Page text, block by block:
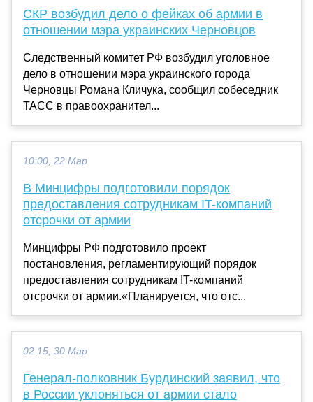
СКР возбудил дело о фейках об армии в
отношении мэра украинских Черновцов
Следственный комитет РФ возбудил уголовное
дело в отношении мэра украинского города
Черновцы Романа Кличука, сообщил собеседник
ТАСС в правоохранител...
10:00, 22 Мар
В Минцифры подготовили порядок
предоставления сотрудникам IT-компаний
отсрочки от армии
Минцифры РФ подготовило проект
постановления, регламентирующий порядок
предоставления сотрудникам IT-компаний
отсрочки от армии.«Планируется, что отс...
02:15, 30 Мар
Генерал-полковник Бурдинский заявил, что
в России уклоняться от армии стало